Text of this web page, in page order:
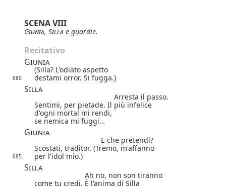
SCENA VIII
Giunia, Silla e guardie.
Recitativo
Giunia
(Silla? L'odiato aspetto
680 destami orror. Si fugga.)
Silla
Arresta il passo.
Sentimi, per pietade. Il più infelice
d'ogni mortal mi rendi,
se nemica mi fuggi…
Giunia
E che pretendi?
Scostati, traditor. (Tremo, m'affanno
685 per l'idol mio.)
Silla
Ah no, non son tiranno
come tu credi. È l'anima di Silla